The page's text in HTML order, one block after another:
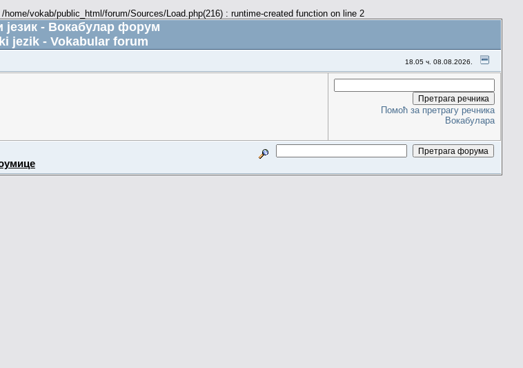
vokab/public_html/forum/Sources/Load.php(216) : runtime-created function on line 2
језик - Вокабулар форум
jezik - Vokabular forum
18.05 ч. 08.08.2026.
Помоћ за претрагу речника
Вокабулара